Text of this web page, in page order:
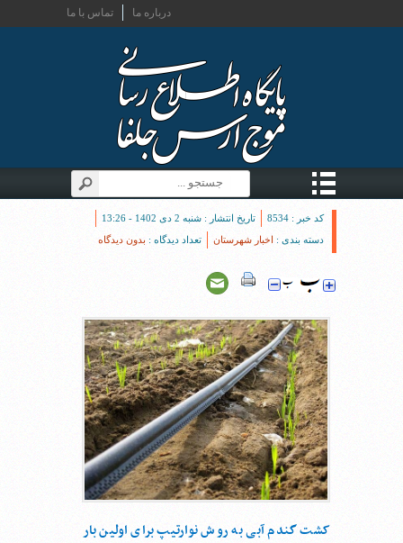
تماس با ما درباره ما
کد خبر : 8534
تاریخ انتشار : شنبه 2 دی 1402 - 13:26
دسته بندی : اخبار شهرستان تعداد دیدگاه : بدون دیدگاه
کشت گندم آبی به روش نوارتیپ برای اولین بار